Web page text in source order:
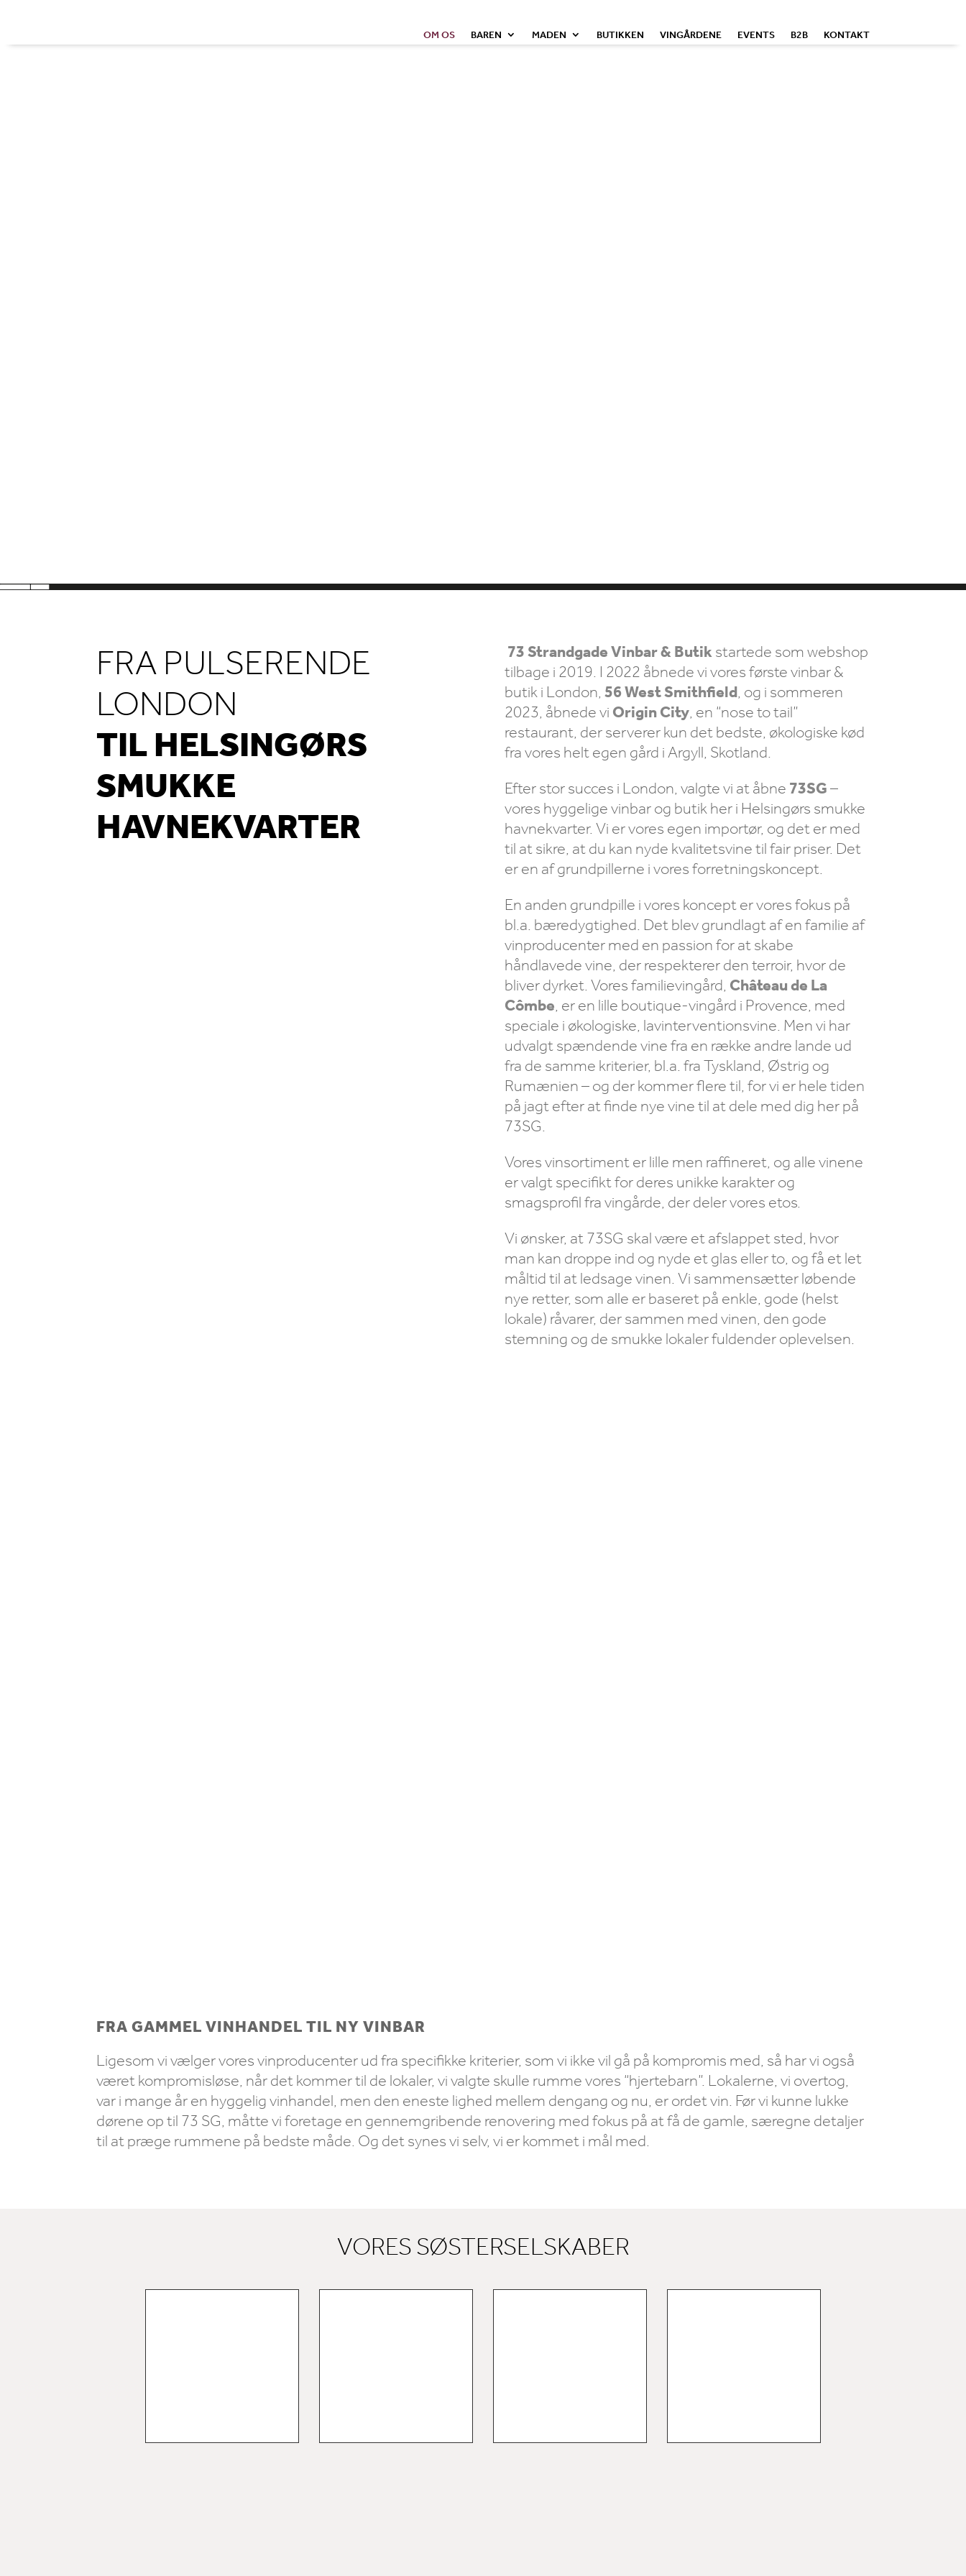
OM OS BAREN MADEN BUTIKKEN VINGÅRDENE EVENTS B2B KONTAKT
FRA PULSERENDE
LONDON
TIL HELSINGØRS
SMUKKE
HAVNEKVARTER
73 Strandgade Vinbar & Butikstartede som webshop
tilbage i 2019. I 2022 åbnede vi vores første vinbar &
butik i London, 56 West Smithfield, og i sommeren
2023, åbnede vi Origin City, en “nose to tail”
restaurant, der serverer kun det bedste, økologiske kød
fra vores helt egen gård i Argyll, Skotland.
Efter stor succes i London, valgte vi at åbne 73SG–
vores hyggelige vinbar og butik her i Helsingørs smukke
havnekvarter. Vi er vores egen importør, og det er med
til at sikre, at du kan nyde kvalitetsvine til fair priser. Det
er en af grundpillerne i vores forretningskoncept.
En anden grundpille i vores koncept er vores fokus på
bl.a. bæredygtighed. Det blev grundlagt af en familie af
vinproducenter med en passion for at skabe
håndlavede vine, der respekterer den terroir, hvor de
bliver dyrket. Vores familievingård, Château de La
Cômbe, er en lille boutique-vingård i Provence, med
speciale i økologiske, lavinterventionsvine. Men vi har
udvalgt spændende vine fra en række andre lande ud
fra de samme kriterier, bl.a. fra Tyskland, Østrig og
Rumænien – og der kommer flere til, for vi er hele tiden
på jagt efter at finde nye vine til at dele med dig her på
73SG.
Vores vinsortiment er lille men raffineret, og alle vinene
er valgt specifikt for deres unikke karakter og
smagsprofil fra vingårde, der deler vores etos.
Vi ønsker, at 73SG skal være et afslappet sted, hvor
man kan droppe ind og nyde et glas eller to, og få et let
måltid til at ledsage vinen. Vi sammensætter løbende
nye retter, som alle er baseret på enkle, gode (helst
lokale) råvarer, der sammen med vinen, den gode
stemning og de smukke lokaler fuldender oplevelsen.
FRA GAMMEL VINHANDEL TIL NY VINBAR
Ligesom vi vælger vores vinproducenter ud fra specifikke kriterier, som vi ikke vil gå på kompromis med, så har vi også
været kompromisløse, når det kommer til de lokaler, vi valgte skulle rumme vores “hjertebarn”. Lokalerne, vi overtog,
var i mange år en hyggelig vinhandel, men den eneste lighed mellem dengang og nu, er ordet vin. Før vi kunne lukke
dørene op til 73 SG, måtte vi foretage en gennemgribende renovering med fokus på at få de gamle, særegne detaljer
til at præge rummene på bedste måde. Og det synes vi selv, vi er kommet i mål med.
VORES SØSTERSELSKABER